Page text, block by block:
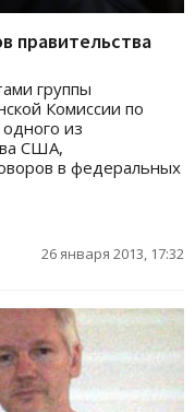
правительства
группы
Комиссии по
из
США,
в федеральных
26 января 2013, 17:32